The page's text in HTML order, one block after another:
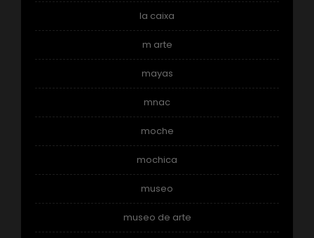
la caixa
m arte
mayas
mnac
moche
mochica
museo
museo de arte